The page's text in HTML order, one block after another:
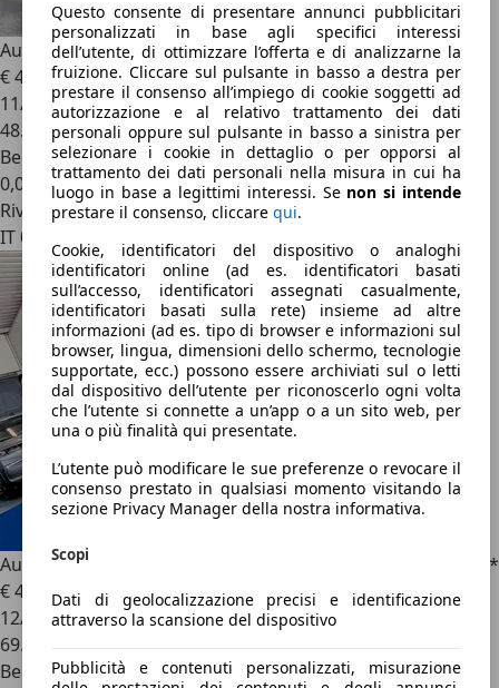
Questo consente di presentare annunci pubblicitari
personalizzati in base agli specifici interessi
dell’utente, di ottimizzare l’offerta e di analizzarne la
fruizione. Cliccare sul pulsante in basso a destra per
prestare il consenso all’impiego di cookie soggetti ad
autorizzazione e al relativo trattamento dei dati
personali oppure sul pulsante in basso a sinistra per
selezionare i cookie in dettaglio o per opporsi al
trattamento dei dati personali nella misura in cui ha
luogo in base a legittimi interessi. Se non si intende
prestare il consenso, cliccare qui.
Cookie, identificatori del dispositivo o analoghi
identificatori online (ad es. identificatori basati
sull’accesso, identificatori assegnati casualmente,
identificatori basati sulla rete) insieme ad altre
informazioni (ad es. tipo di browser e informazioni sul
browser, lingua, dimensioni dello schermo, tecnologie
supportate, ecc.) possono essere archiviati sul o letti
dal dispositivo dell’utente per riconoscerlo ogni volta
che l’utente si connette a un’app o a un sito web, per
una o più finalità qui presentate.
L’utente può modificare le sue preferenze o revocare il
consenso prestato in qualsiasi momento visitando la
sezione Privacy Manager della nostra informativa.
Scopi
Dati di geolocalizzazione precisi e identificazione
attraverso la scansione del dispositivo
Pubblicità e contenuti personalizzati, misurazione
Audi RS3SPORTBACK
€ 44.900
11/2023
48.900 km
Benzina
0,0 l/100 km (comb.)
Rivenditore
IT 00131
Audi RS32.5 TFSI QUATTRO CARBO B&O * IVA DEDUCIBILE *
€ 47.7501
12/2021
69.900 km
Benzina